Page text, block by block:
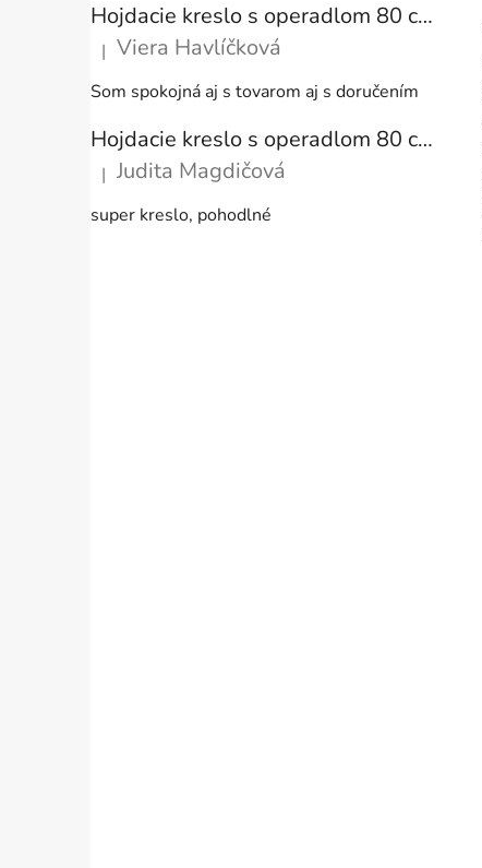
Hojdacie kreslo s operadlom 80 cm + vankúše
Hodnotenie produktu je 5 z 5 hviezdičiek.
| Viera Havlíčková
Som spokojná aj s tovarom aj s doručením
Hojdacie kreslo s operadlom 80 cm + vankúše
Hodnotenie produktu je 5 z 5 hviezdičiek.
| Judita Magdičová
super kreslo, pohodlné